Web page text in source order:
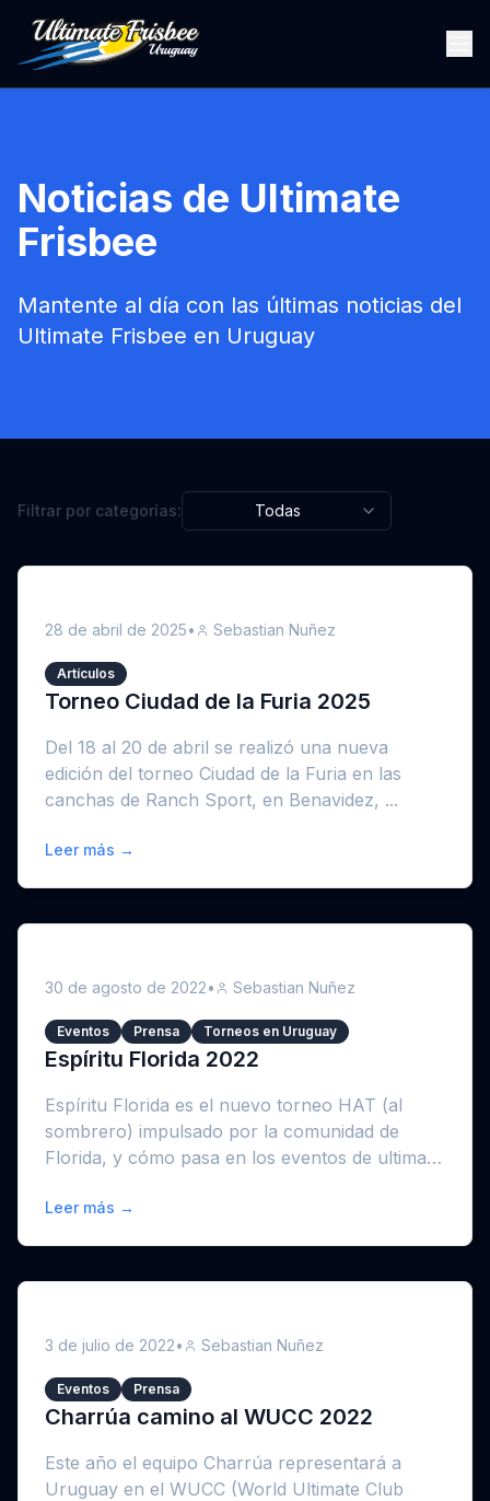
Noticias de Ultimate
Frisbee
Mantente al día con las últimas noticias del
Ultimate Frisbee en Uruguay
Filtrar por categorías: Todas
28 de abril de 2025• Sebastian Nuñez
Artículos
Torneo Ciudad de la Furia 2025
Del 18 al 20 de abril se realizó una nueva
edición del torneo Ciudad de la Furia en las
canchas de Ranch Sport, en Benavidez, ...
Leer más →
30 de agosto de 2022• Sebastian Nuñez
Eventos Prensa Torneos en Uruguay
Espíritu Florida 2022
Espíritu Florida es el nuevo torneo HAT (al
sombrero) impulsado por la comunidad de
Florida, y cómo pasa en los eventos de ultimate
Leer más →
3 de julio de 2022• Sebastian Nuñez
Eventos Prensa
Charrúa camino al WUCC 2022
Este año el equipo Charrúa representará a
Uruguay en el WUCC (World Ultimate Club